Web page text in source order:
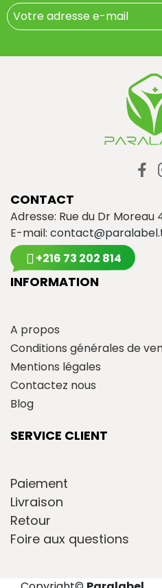
CONTACT
Adresse: Rue du Dr Moreau
E-mail:
+216 73 202 814
INFORMATION
A propos
Conditions générales de
Mentions légales
Contactez nous
Blog
SERVICE CLIENT
Paiement
Livraison
Retour
Foire aux questions